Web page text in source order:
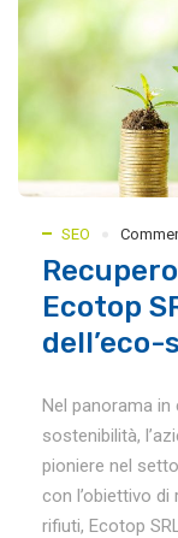
SEO
Ecotop
Nel panorama in
sostenibilità,
pioniere nel
con l’obiettivo di
rifiuti, Ecotop